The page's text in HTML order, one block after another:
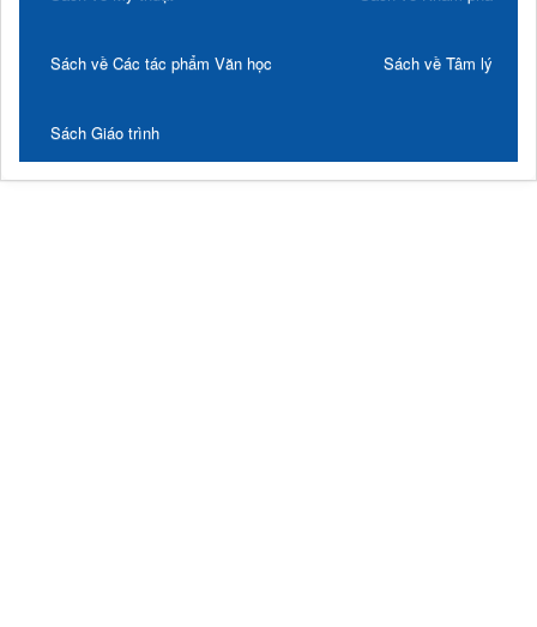
Sách về Các tác phẩm Văn học Sách về Tâm lý
Sách Giáo trình